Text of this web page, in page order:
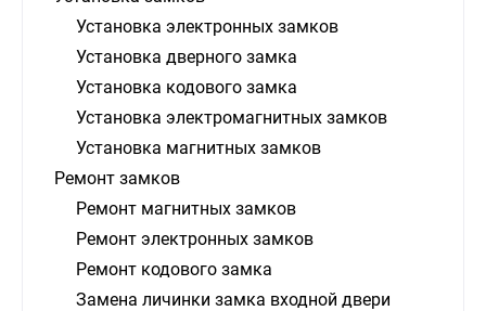
Установка электронных замков
Установка дверного замка
Установка кодового замка
Установка электромагнитных замков
Установка магнитных замков
Ремонт замков
Ремонт магнитных замков
Ремонт электронных замков
Ремонт кодового замка
Замена личинки замка входной двери